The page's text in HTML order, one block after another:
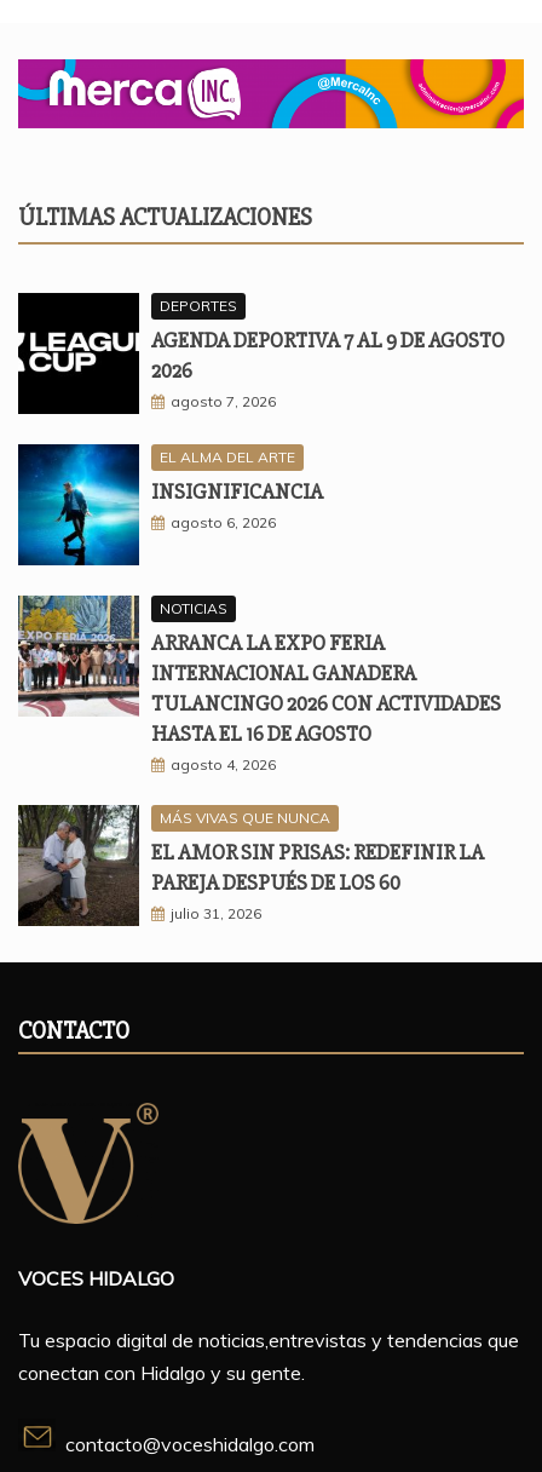
ÚLTIMAS ACTUALIZACIONES
DEPORTES
AGENDA DEPORTIVA 7 AL 9 DE AGOSTO
2026
agosto 7, 2026
EL ALMA DEL ARTE
INSIGNIFICANCIA
agosto 6, 2026
NOTICIAS
ARRANCA LA EXPO FERIA
INTERNACIONAL GANADERA
TULANCINGO 2026 CON ACTIVIDADES
HASTA EL 16 DE AGOSTO
agosto 4, 2026
MÁS VIVAS QUE NUNCA
EL AMOR SIN PRISAS: REDEFINIR LA
PAREJA DESPUÉS DE LOS 60
julio 31, 2026
CONTACTO
VOCES HIDALGO
Tu espacio digital de noticias,entrevistas y tendencias que
conectan con Hidalgo y su gente.
contacto@voceshidalgo.com